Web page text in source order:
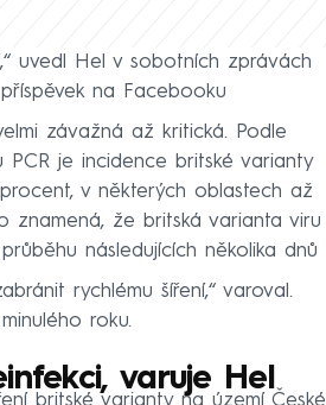
uvedl Hel v sobotních zprávách
na Facebooku
závažná až kritická. Podle
je incidence britské varianty
v některých oblastech až
znamená, že britská varianta viru
následujících několika dnů
rychlému šíření,“ varoval.
roku.
varuje Hel
britské varianty na území České